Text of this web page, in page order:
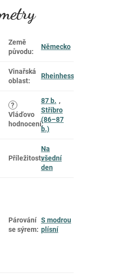
Země
původu:
Německo
Vinařská
oblast:
Rheinhessen
?
Vláďovo
hodnocení:
87 b. ,
Stříbro
(86–87
b.)
Příležitost:
Na
všední
den
Párování
se sýrem:
S modrou
plísní